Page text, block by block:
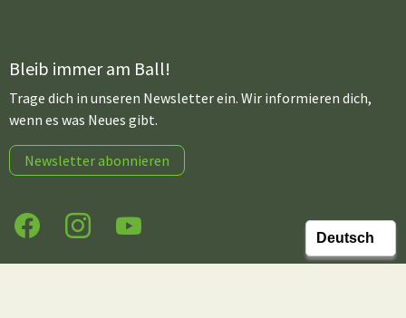
Bleib immer am Ball!
Trage dich in unseren Newsletter ein. Wir informieren dich,
wenn es was Neues gibt.
Newsletter abonnieren
FacebookInstagramYouTube